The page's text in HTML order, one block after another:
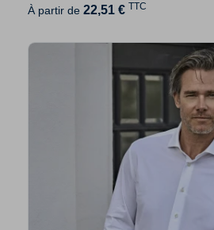
À partir de 22,51 € TTC